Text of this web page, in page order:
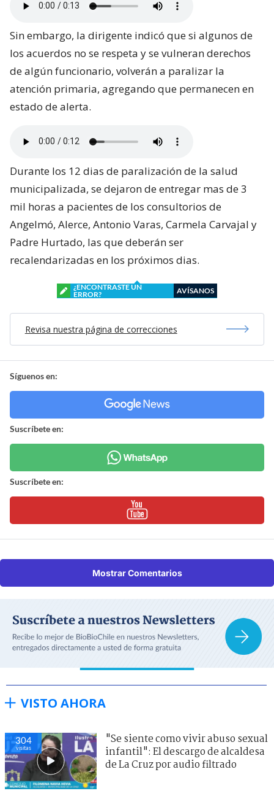
Sin embargo, la dirigente indicó que si algunos de
los acuerdos no se respeta y se vulneran derechos
de algún funcionario, volverán a paralizar la
atención primaria, agregando que permanecen en
estado de alerta.
Durante los 12 dias de paralización de la salud
municipalizada, se dejaron de entregar mas de 3
mil horas a pacientes de los consultorios de
Angelmó, Alerce, Antonio Varas, Carmela Carvajal y
Padre Hurtado, las que deberán ser
recalendarizadas en los próximos dias.
¿ENCONTRASTE UN
ERROR?
AVÍSANOS
Revisa nuestra página de correcciones
Síguenos en:
Suscríbete en:
Suscríbete en:
Mostrar Comentarios
VISTO AHORA
304
visitas
"Se siente como vivir abuso sexual
infantil": El descargo de alcaldesa
de La Cruz por audio filtrado